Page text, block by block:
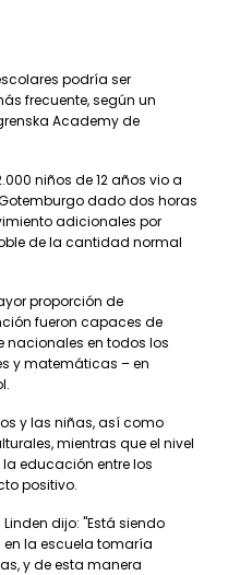
podría ser
frecuente, según un
Academy de
niños de 12 años vio a
dado dos horas
adicionales por
de la cantidad normal
proporción de
fueron capaces de
nacionales en todos los
y matemáticas – en
y las niñas, así como
mientras que el nivel
educación entre los
positivo.
dijo: "Está siendo
la escuela tomaría
y de esta manera